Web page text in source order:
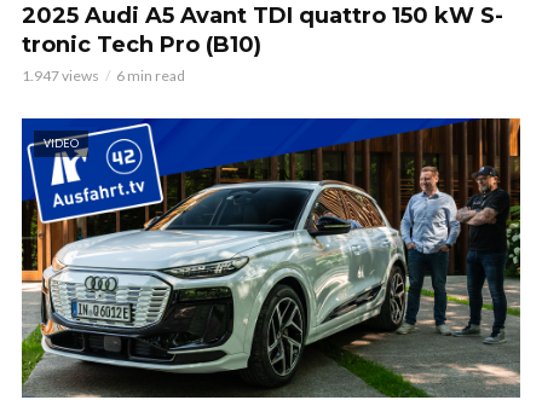
2025 Audi A5 Avant TDI quattro 150 kW S-
tronic Tech Pro (B10)
1.947 views 6 min read
VIDEO